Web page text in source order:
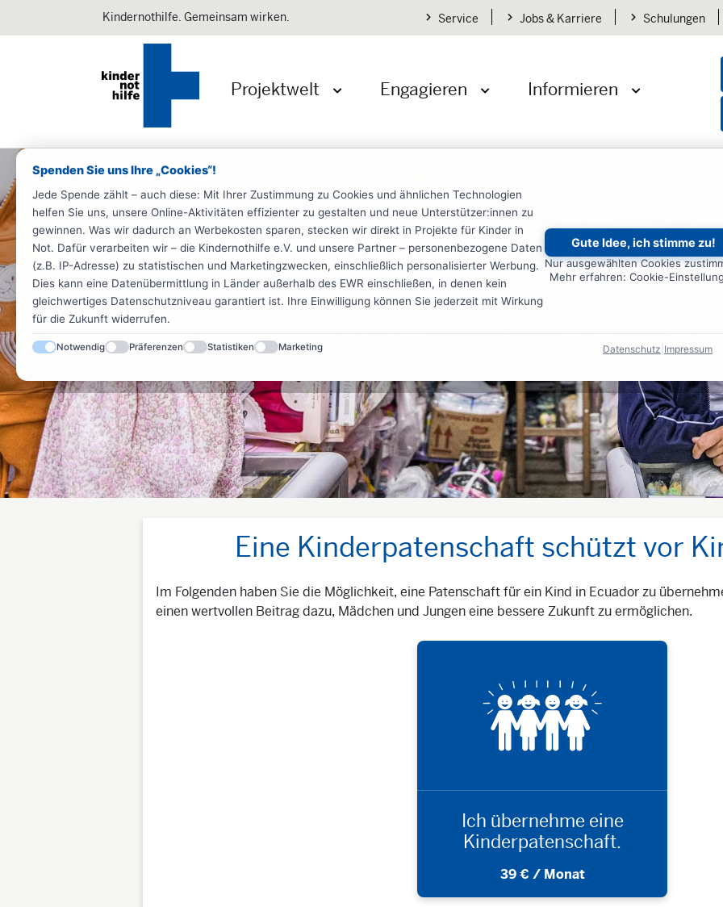
Spenden Sie uns Ihre „Cookies“!
Jede Spende zählt – auch diese: Mit Ihrer Zustimmung zu Cookies und ähnlichen Technologien
helfen Sie uns, unsere Online-Aktivitäten effizienter zu gestalten und neue Unterstützer:innen zu
gewinnen. Was wir dadurch an Werbekosten sparen, stecken wir direkt in Projekte für Kinder in
Not. Dafür verarbeiten wir – die Kindernothilfe e.V. und unsere Partner – personenbezogene Daten
(z.B. IP-Adresse) zu statistischen und Marketingzwecken, einschließlich personalisierter Werbung.
Dies kann eine Datenübermittlung in Länder außerhalb des EWR einschließen, in denen kein
gleichwertiges Datenschutzniveau garantiert ist. Ihre Einwilligung können Sie jederzeit mit Wirkung
für die Zukunft widerrufen.
Gute Idee, ich stimme zu!
Nur ausgewählten Cookies
Mehr erfahren: Cookie-
Notwendig Präferenzen Statistiken Marketing Datenschutz Impressum
Kindernothilfe. Gemeinsam wirken. Service Jobs & Karriere Schulungen
Projektwelt Engagieren Informieren
Eine Kinderpatenschaft schützt vor
Im Folgenden haben Sie die Möglichkeit, eine Patenschaft für ein Kind in Ecuador zu
einen wertvollen Beitrag dazu, Mädchen und Jungen eine bessere Zukunft zu ermöglichen.
Ich übernehme eine
Kinderpatenschaft.
39 € / Monat